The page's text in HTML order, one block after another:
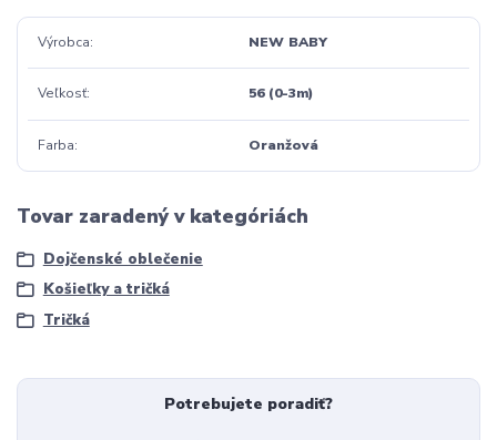
Výrobca NEW BABY
Veľkosť 56 (0-3m)
Farba Oranžová
Tovar zaradený v kategóriách
Dojčenské oblečenie
Košieľky a tričká
Tričká
Potrebujete poradiť?